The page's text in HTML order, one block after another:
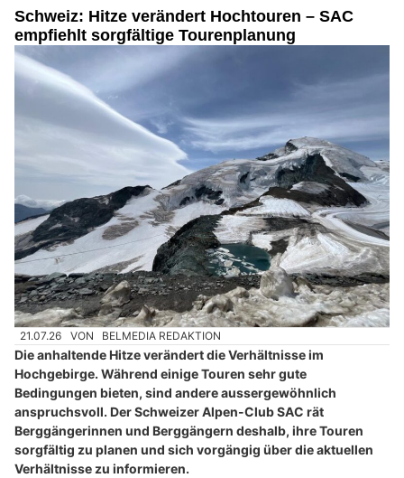
Schweiz: Hitze verändert Hochtouren – SAC
empfiehlt sorgfältige Tourenplanung
21.07.26 VON BELMEDIA REDAKTION
Die anhaltende Hitze verändert die Verhältnisse im
Hochgebirge. Während einige Touren sehr gute
Bedingungen bieten, sind andere aussergewöhnlich
anspruchsvoll. Der Schweizer Alpen-Club SAC rät
Berggängerinnen und Berggängern deshalb, ihre Touren
sorgfältig zu planen und sich vorgängig über die aktuellen
Verhältnisse zu informieren.